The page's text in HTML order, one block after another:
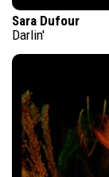
Sara Dufour
Darlin'